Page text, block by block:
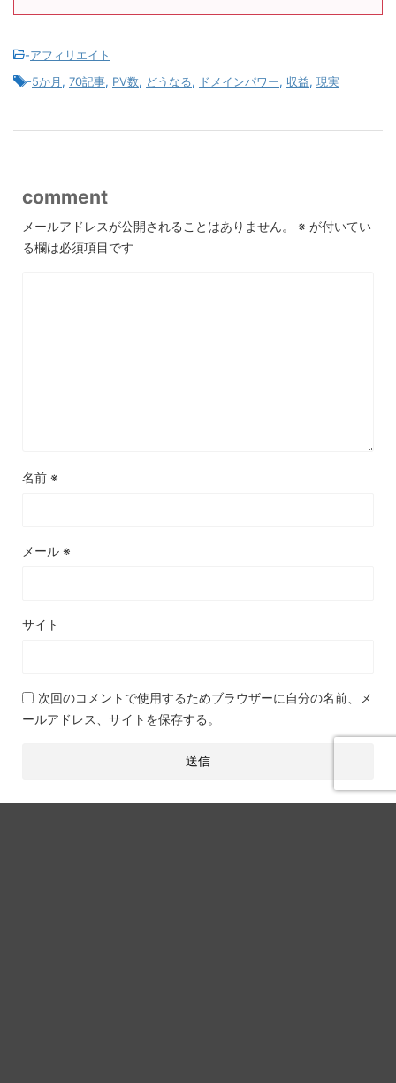
-アフィリエイト
-5か月 , 70記事, PV数, どうなる, ドメインパワー, 収益, 現実
comment
メールアドレスが公開されることはありません。 ※ が付いてい
る欄は必須項目です
名前 ※
メール ※
サイト
次回のコメントで使用するためブラウザーに自分の名前、メ
ールアドレス、サイトを保存する。